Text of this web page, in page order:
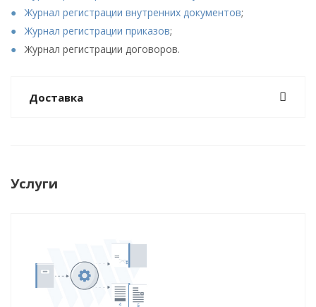
Журнал регистрации внутренних документов;
Журнал регистрации приказов;
Журнал регистрации договоров.
Доставка
Услуги